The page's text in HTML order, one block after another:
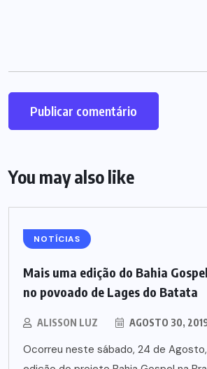
You may also like
NOTÍCIAS
Mais uma edição do Bahia
no povoado de Lages do Batata
ALISSON LUZ AGOSTO 30,
Ocorreu neste sábado, 24 de